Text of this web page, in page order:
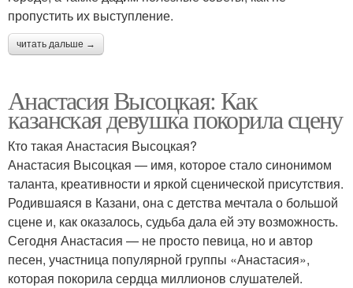
пропустить их выступление.
читать дальше →
Анастасия Высоцкая: Как
казанская девушка покорила сцену
Кто такая Анастасия Высоцкая?
Анастасия Высоцкая — имя, которое стало синонимом
таланта, креативности и яркой сценической присутствия.
Родившаяся в Казани, она с детства мечтала о большой
сцене и, как оказалось, судьба дала ей эту возможность.
Сегодня Анастасия — не просто певица, но и автор
песен, участница популярной группы «Анастасия»,
которая покорила сердца миллионов слушателей.